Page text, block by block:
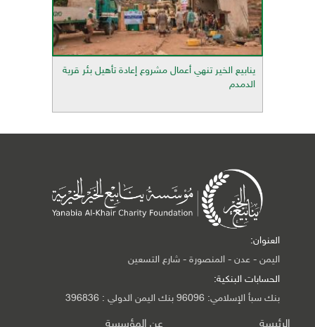
ينابيع الخير تنهي أعمال مشروع إعادة تأهيل بئر قرية
الدمدم
العنوان:
اليمن - عدن - المنصورة - شارع التسعين
الحسابات البنكية:
بنك سبأ الإسلامي: 96096 بنك اليمن الدولي : 396836